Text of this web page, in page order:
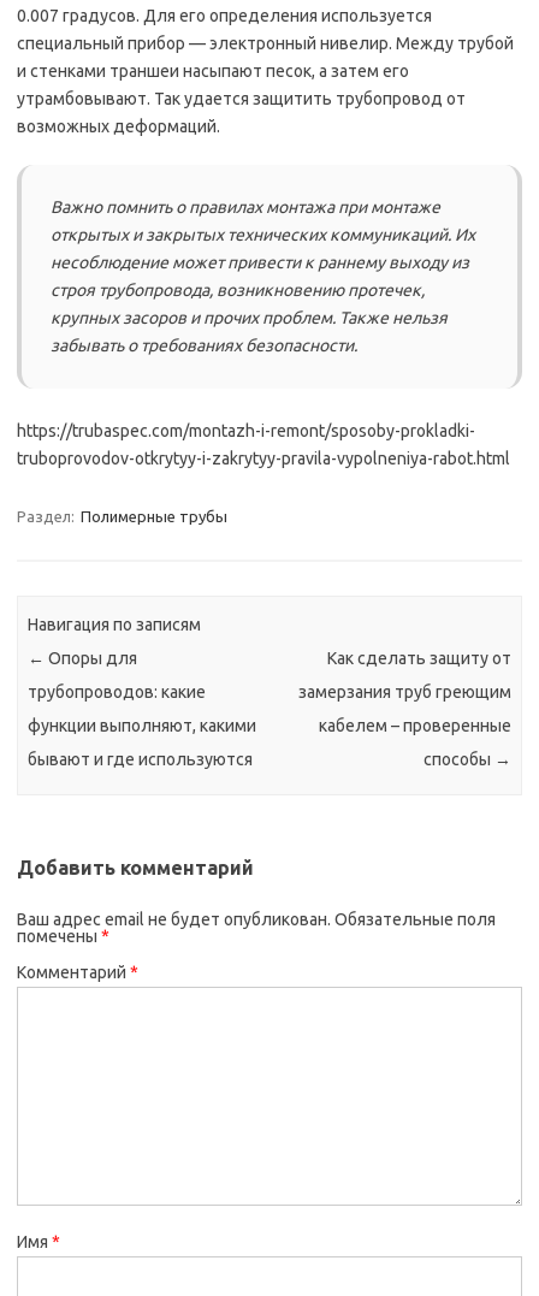
0.007 градусов. Для его определения используется
специальный прибор — электронный нивелир. Между трубой
и стенками траншеи насыпают песок, а затем его
утрамбовывают. Так удается защитить трубопровод от
возможных деформаций.
Важно помнить о правилах монтажа при монтаже
открытых и закрытых технических коммуникаций. Их
несоблюдение может привести к раннему выходу из
строя трубопровода, возникновению протечек,
крупных засоров и прочих проблем. Также нельзя
забывать о требованиях безопасности.
https://trubaspec.com/montazh-i-remont/sposoby-prokladki-
truboprovodov-otkrytyy-i-zakrytyy-pravila-vypolneniya-rabot.html
Раздел: Полимерные трубы
Навигация по записям
← Опоры для
трубопроводов: какие
функции выполняют, какими
бывают и где используются
Как сделать защиту от
замерзания труб греющим
кабелем – проверенные
способы →
Добавить комментарий
Ваш адрес email не будет опубликован. Обязательные поля
помечены *
Комментарий *
Имя *